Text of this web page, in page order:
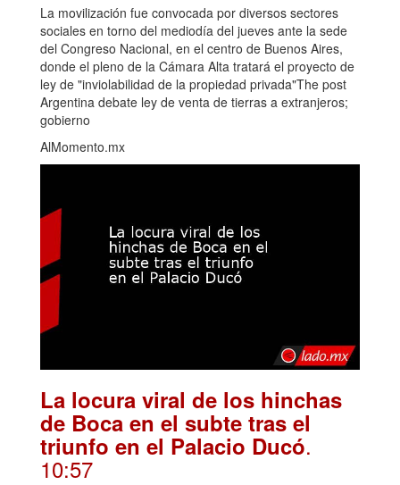
La movilización fue convocada por diversos sectores
sociales en torno del mediodía del jueves ante la sede
del Congreso Nacional, en el centro de Buenos Aires,
donde el pleno de la Cámara Alta tratará el proyecto de
ley de "inviolabilidad de la propiedad privada"The post
Argentina debate ley de venta de tierras a extranjeros;
gobierno
AlMomento.mx
La locura viral de los hinchas
de Boca en el subte tras el
triunfo en el Palacio Ducó.
10:57